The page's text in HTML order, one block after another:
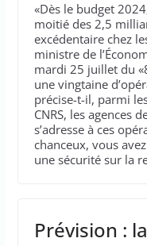
«Dès le budget
moitié des 2,5
excédentaire chez
ministre de
mardi 25 juillet du
une vingtaine
précise-t-il, parmi
CNRS, les agences
s’adresse à ces
chanceux, vous
une sécurité sur la
Prévision :